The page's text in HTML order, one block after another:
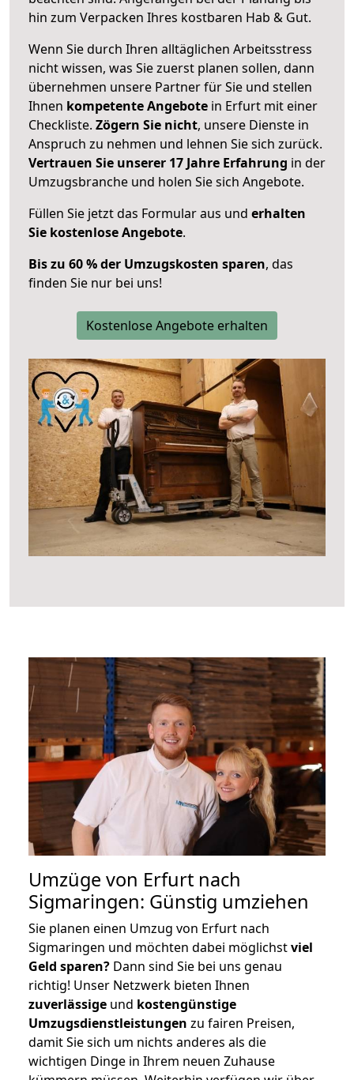
hin zum Verpacken Ihres kostbaren Hab & Gut.
Wenn Sie durch Ihren alltäglichen Arbeitsstress
nicht wissen, was Sie zuerst planen sollen, dann
übernehmen unsere Partner für Sie und stellen
Ihnen kompetente Angebote in Erfurt mit einer
Checkliste. Zögern Sie nicht, unsere Dienste in
Anspruch zu nehmen und lehnen Sie sich zurück.
Vertrauen Sie unserer 17 Jahre Erfahrung in der
Umzugsbranche und holen Sie sich Angebote.
Füllen Sie jetzt das Formular aus und erhalten
Sie kostenlose Angebote.
Bis zu 60 % der Umzugskosten sparen, das
finden Sie nur bei uns!
Kostenlose Angebote erhalten
Umzüge von Erfurt nach
Sigmaringen: Günstig umziehen
Sie planen einen Umzug von Erfurt nach
Sigmaringen und möchten dabei möglichstviel
Geld sparen? Dann sind Sie bei uns genau
richtig! Unser Netzwerk bieten Ihnen
zuverlässige und kostengünstige
Umzugsdienstleistungen zu fairen Preisen,
damit Sie sich um nichts anderes als die
wichtigen Dinge in Ihrem neuen Zuhause